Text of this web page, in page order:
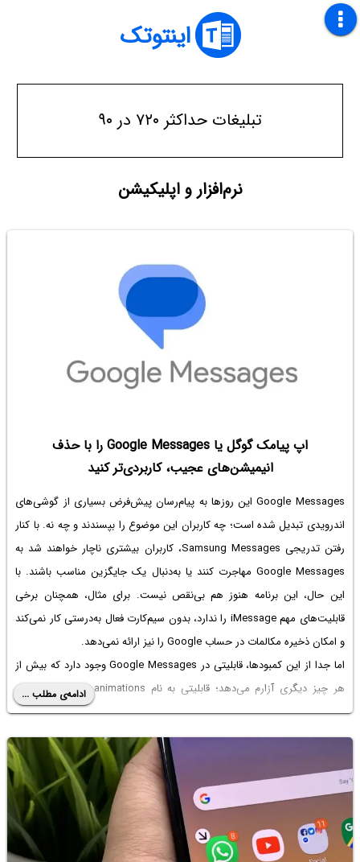
اینتوتک
تبلیغات حداکثر ۷۲۰ در ۹۰
نرم‌افزار و اپلیکیشن
اپ پیامک گوگل یا Google Messages را با حذف
انیمیشن‌های عجیب، کاربردی‌تر کنید
Google Messages این روزها به پیام‌رسان پیش‌فرض بسیاری از گوشی‌های
اندرویدی تبدیل شده است؛ چه کاربران این موضوع را بپسندند و چه نه. با کنار
رفتن تدریجی Samsung Messages، کاربران بیشتری ناچار خواهند شد به
Google Messages مهاجرت کنند یا به‌دنبال یک جایگزین مناسب باشند. با
این حال، این برنامه هنوز هم بی‌نقص نیست. برای مثال، همچنان برخی
قابلیت‌های مهم iMessage را ندارد، بدون سیم‌کارت فعال به‌درستی کار نمی‌کند
و امکان ذخیره مکالمات در حساب Google را نیز ارائه نمی‌دهد.
اما جدا از این کمبودها، قابلیتی در Google Messages وجود دارد که بیش از
هر چیز دیگری آزارم می‌دهد؛ قابلیتی به نام Expressive animations. این
ویژگی که از سال ۲۰۲۳ به Google Messages اضافه شده، شامل افکت‌های
تصویری و واکنش‌های تمام‌صفحه‌ای است. به‌محض اینکه در گفت‌وگو از کلمات
یا عبارت‌های خاصی استفاده کنید، انیمیشن‌های بزرگی روی کل صفحه ظاهر
می‌شوند و تمرکز شما را از مکالمه می‌گیرند. نکته عجیب اینجاست که این
قابلیت به‌صورت پیش‌فرض فعال است و بدون اینکه از کاربر اجازه بگیرد اجرا
می‌شود. من بالاخره آن را غیرفعال کردم و تنها افسوسم این است که چرا این
کار را زودتر انجام ندادم!
ادامه‌ی مطلب ...